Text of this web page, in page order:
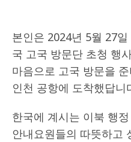
본인은 2024년 5월 27
국 고국 방문단 초청 행
마음으로 고국 방문을
인천 공항에 도착했답니
한국에 계시는 이북 행
안내요원들의 따뜻하고